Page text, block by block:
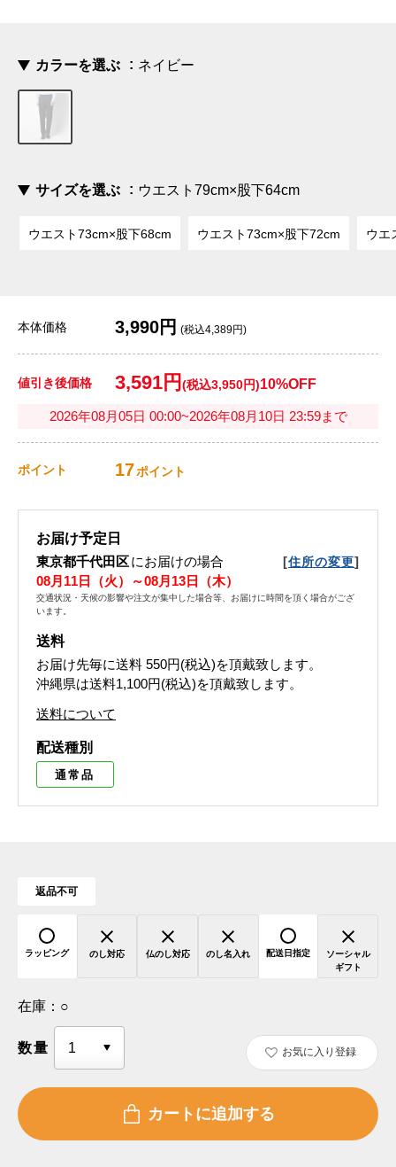
カラーを選ぶ ネイビー
サイズを選ぶ ウエスト79cm×股下64cm
ウエスト73cm×股下68cm ウエスト73cm×股下72cm ウエ
本体価格 3,990円 (税込4,389円)
値引き後価格 3,591円 (税込3,950円)10%OFF
2026年08月05日 00:00~2026年08月10日 23:59まで
ポイント 17ポイント
お届け予定日
東京都千代田区にお届けの場合 [住所の変更]
08月11日（火）～08月13日（木）
交通状況・天候の影響や注文が集中した場合等、お届けに時間を頂く場合がござ
います。
送料
お届け先毎に送料 550円(税込)を頂戴致します。
沖縄県は送料1,100円(税込)を頂戴致します。
送料について
配送種別
通常品
返品不可
ラッピング のし対応 仏のし対応 のし名入れ 配送日指定
ソーシャル
ギフト
在庫： ○
数量 お気に入り登録